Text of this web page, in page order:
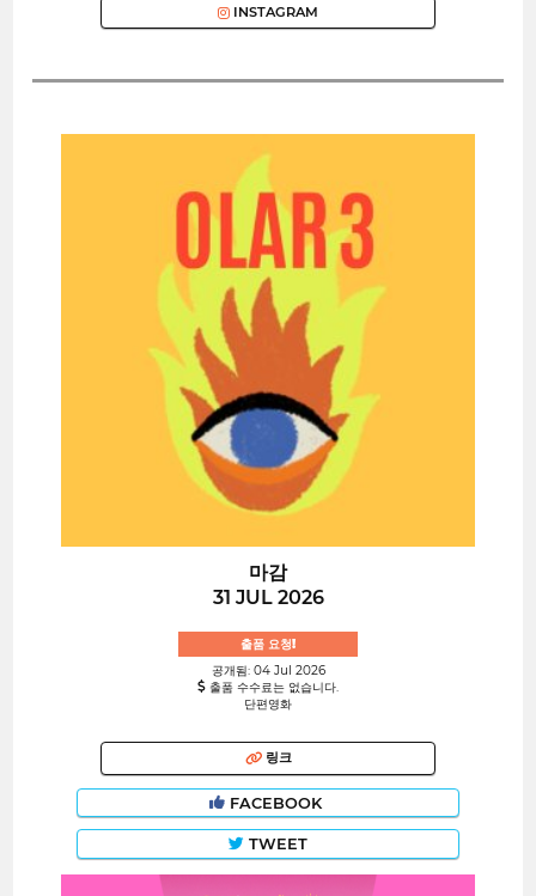
INSTAGRAM
마감
31 JUL 2026
출품 요청!
공개됨: 04 Jul 2026
출품 수수료는 없습니다.
단편영화
링크
FACEBOOK
TWEET